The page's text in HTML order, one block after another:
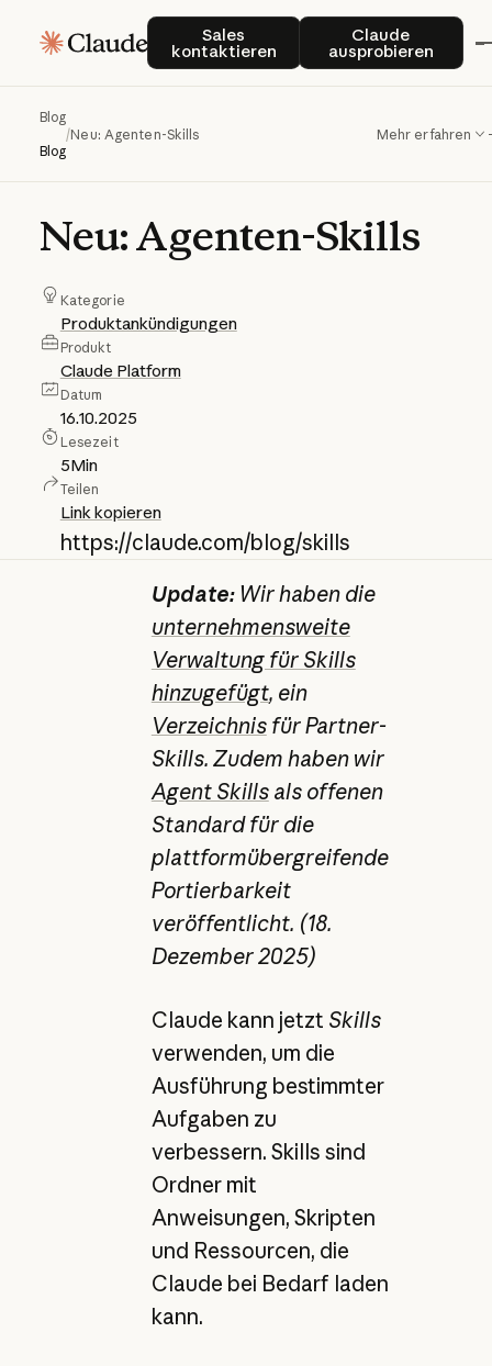
Sales
kontaktieren
Sales kontaktierenClaude
ausprobieren
Claude
Blog
Blog
/Neu: Agenten-Skills Mehr erfahren
Neu:Agenten-Skills
Kategorie
Produktankündigungen
Produkt
Claude Platform
Datum
16.10.2025
Lesezeit
5Min
Teilen
Link kopieren
https://claude.com/blog/skills
Update: Wir haben die
unternehmensweite
Verwaltung für Skills
hinzugefügt, ein
Verzeichnisfür Partner-
Skills. Zudem haben wir
Agent Skillsals offenen
Standard für die
plattformübergreifende
Portierbarkeit
veröffentlicht. (18.
Dezember 2025)
Claude kann jetzt Skills
verwenden, um die
Ausführung bestimmter
Aufgaben zu
verbessern. Skills sind
Ordner mit
Anweisungen, Skripten
und Ressourcen, die
Claude bei Bedarf laden
kann.